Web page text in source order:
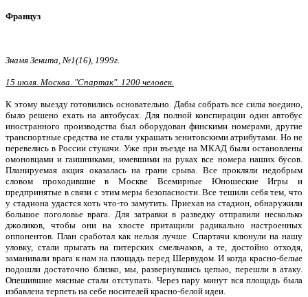
Француз
Знамя Зенита, №1(16), 1999г.
15 июля. Москва. "Спартак". 1200 человек.
К этому выезду готовились осно­вательно. Дабы собрать все силы вое­дино,
было решено ехать на автобусах. Для полной конспирации один авто­бус
иностранного производства был оборудован финскими номерами, дру­гие
транспортные средства не стали украшать зенитовскими атрибутами. Но не
перевелись в России стукачи. Уже при въезде на МКАД были оста­новлены
омоновцами и гаишниками, имевшими на руках все номера наших бусов.
Планируемая акция оказалась на грани срыва. Все прокляли недо­брым
словом проходившие в Москве Всемирные Юношеские Игры и
предпринятые в связи с этим меры безопас­ности. Все тешили себя тем, что
у стадиона удастся хоть что-то замутить. Приехав на стадион, обнаружили
большое поголовье врага. Для затрав­ки в разведку отправили несколько
джоликов, чтобы они на хвосте при­тащили радикально настроенных
оппонентов. План сработал как нельзя лучше. Спартачи клюнули на нашу
уловку, стали прыгать на питерских смельчаков, а те, достойно отходя,
заманивали врага к нам на площадь пе­ред Шервудом. И когда красно-белые
подошли достаточно близко, мы, раз­вернувшись цепью, перешли в атаку.
Опешившие мясные стали отступать. Через пару минут вся площадь была
избавлена терпеть на себе носителей красно-белой идеи.